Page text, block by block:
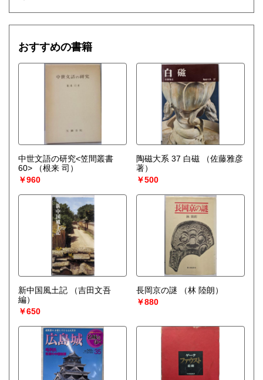
おすすめの書籍
中世文語の研究<笠間叢書
60>
（根来 司）
￥960
陶磁大系 37 白磁
（佐藤雅彦
著）
￥500
新中国風土記
（吉田文吾
編）
￥650
長岡京の謎
（林 陸朗）
￥880